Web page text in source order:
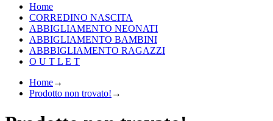
Home
CORREDINO NASCITA
ABBIGLIAMENTO NEONATI
ABBIGLIAMENTO BAMBINI
ABBBIGLIAMENTO RAGAZZI
O U T L E T
Home→
Prodotto non trovato! →